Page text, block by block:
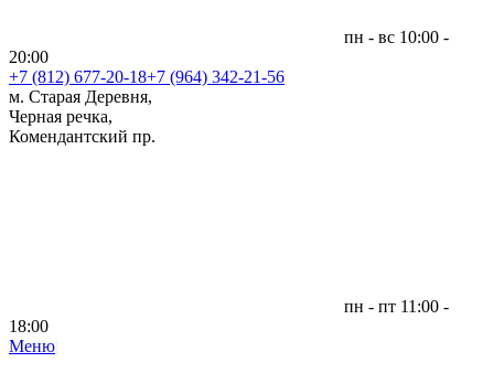
пн - вс 10:00 -
20:00
+7 (812) 677-20-18+7 (964) 342-21-56
м. Старая Деревня,
Черная речка,
Комендантский пр.
пн - пт 11:00 -
18:00
Меню|